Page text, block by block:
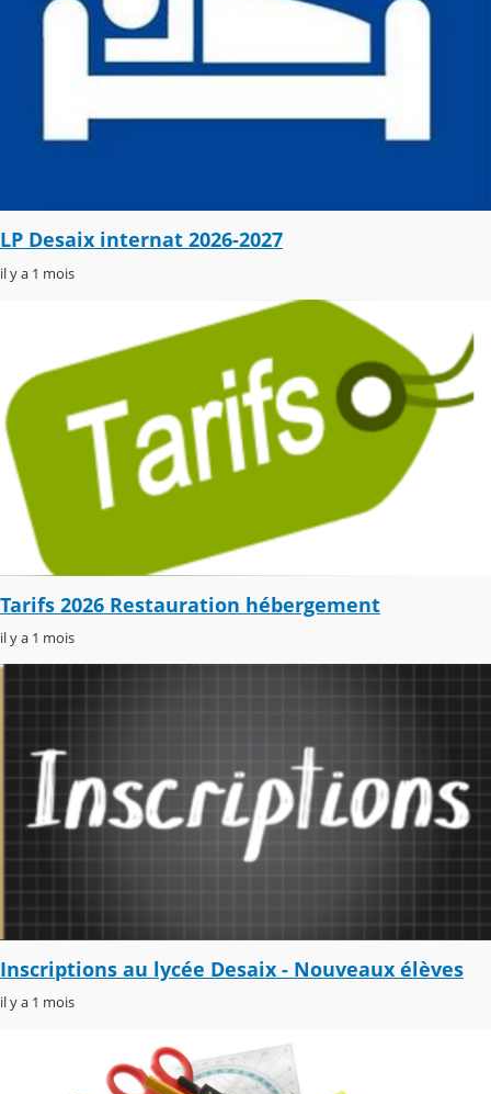
LP Desaix internat 2026-2027
il y a 1 mois
Tarifs 2026 Restauration hébergement
il y a 1 mois
Inscriptions au lycée Desaix - Nouveaux élèves
il y a 1 mois